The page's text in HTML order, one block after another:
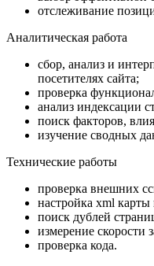
отслеживание
Аналитическая работа
сбор, анализ и
посетителях сайта;
проверка
анализ индексации
поиск факторов,
изучение сводных
Технические работы
проверка внешних
настройка xml карты
поиск дублей
измерение скорости
проверка кода.